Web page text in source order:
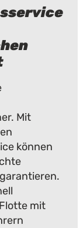
Mit
können
mit